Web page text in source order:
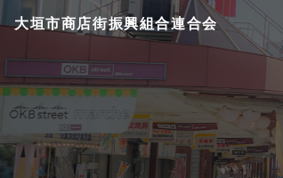
大垣市商店街振興組合連合会